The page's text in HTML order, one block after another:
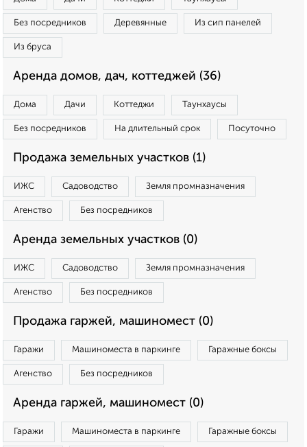
Без посредников Деревянные Из сип панелей
Из бруса
Аренда домов, дач, коттеджей (36)
Дома Дачи Коттеджи Таунхаусы
Без посредников На длительный срок Посуточно
Продажа земельных участков (1)
ИЖС Садоводство Земля промназначения
Агенство Без посредников
Аренда земельных участков (0)
ИЖС Садоводство Земля промназначения
Агенство Без посредников
Продажа гаржей, машиномест (0)
Гаражи Машиноместа в паркинге Гаражные боксы
Агенство Без посредников
Аренда гаржей, машиномест (0)
Гаражи Машиноместа в паркинге Гаражные боксы